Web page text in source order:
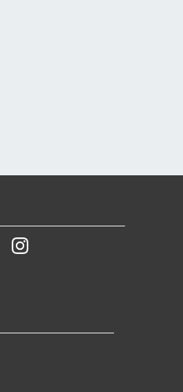
YoutubeInstagram